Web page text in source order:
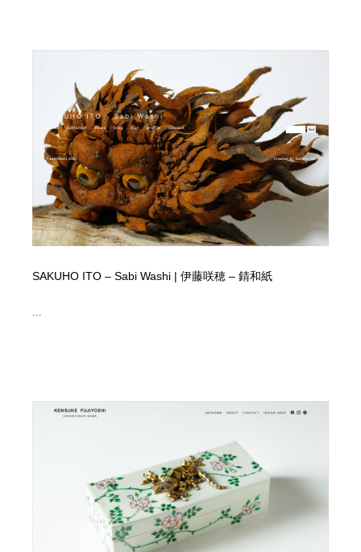
SAKUHO ITO – Sabi Washi | 伊藤咲穂 – 錆和紙
...